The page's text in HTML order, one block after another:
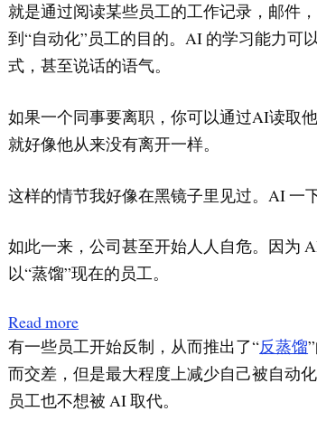
就是通过阅读某些员工的工作记录，邮件
到“自动化”员工的目的。AI 的学习能力可
式，甚至说话的语气。
如果一个同事要离职，你可以通过AI读取
就好像他从来没有离开一样。
这样的情节我好像在黑镜子里见过。AI 一
如此一来，公司甚至开始人人自危。因为
以“蒸馏”现在的员工。
Read more
有一些员工开始反制，从而推出了“反蒸馏
而交差，但是最大程度上减少自己被自动
员工也不想被 AI 取代。